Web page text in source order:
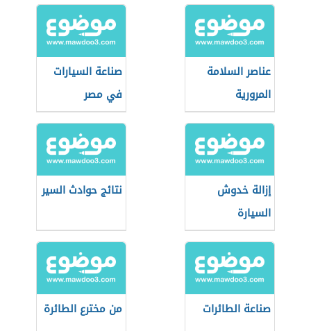
عناصر السلامة
المرورية
صناعة السيارات
في مصر
إزالة خدوش
السيارة
نتائج حوادث السير
صناعة الطائرات من مخترع الطائرة